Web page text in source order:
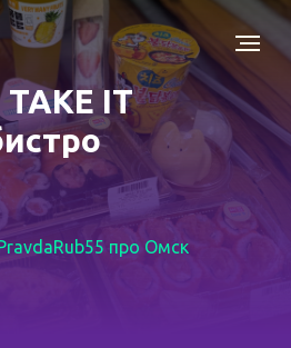
TAKE IT
про Омск